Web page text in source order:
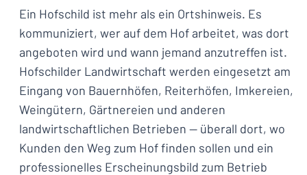
Ein Hofschild ist mehr als ein Ortshinweis. Es
kommuniziert, wer auf dem Hof arbeitet, was dort
angeboten wird und wann jemand anzutreffen ist.
Hofschilder Landwirtschaft werden eingesetzt am
Eingang von Bauernhöfen, Reiterhöfen, Imkereien,
Weingütern, Gärtnereien und anderen
landwirtschaftlichen Betrieben — überall dort, wo
Kunden den Weg zum Hof finden sollen und ein
professionelles Erscheinungsbild zum Betrieb